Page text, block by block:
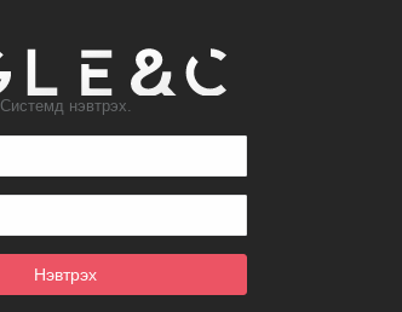
Системд нэвтрэх.
Нэвтрэх